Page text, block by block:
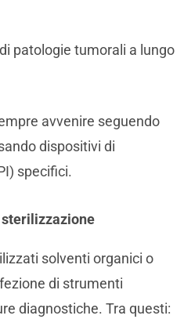
patologie tumorali a lungo
avvenire seguendo
dispositivi di
specifici.
solventi organici o
di strumenti
diagnostiche. Tra questi: